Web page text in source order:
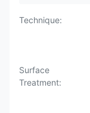
Technique:
Surface
Treatment: